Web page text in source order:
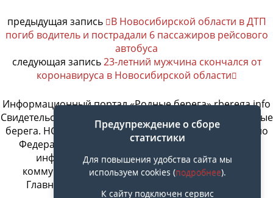
предыдущая запись
В Новосибирской области в ДТП
погиб водитель и пострадали 6 пассажиров рейсового
автобуса
следующая запись23-летний мужчина скончался от
коронавируса в Новосибирской области
Информационный портал «Родные берега» rberega.info
Свидетельство о регистрации сетевого издания «Родные
берега. НСК»: Эл № ФС77-74717 от 11.01.2019 г., выдано
Федеральной службой по надзору в сфере связи,
информационных технологий и массовых
коммуникаций. Учредитель ООО «СовИнформ».
Главный редактор Байжанов Ерлан Омарович
Предупреждение о сборе
статистики
Для повышения удобства сайта мы
используем cookies (подробнее).
К сайту подключен сервис